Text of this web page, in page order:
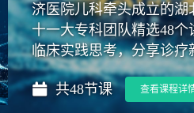
济医院儿科牵头成立的湖
十一大专科团队精选48
临床实践思考，分享诊疗
共48节课 查看课程详